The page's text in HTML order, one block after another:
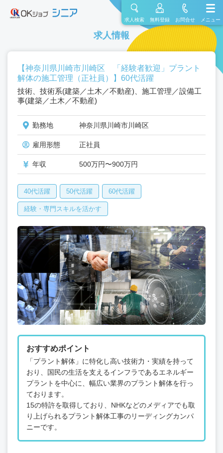
求人検索 無料登録 お問合せ メニュー
求人情報
【神奈川県川崎市川崎区 「経験者歓迎」プラント
解体の施工管理（正社員）】60代活躍
技術、技術系(建築／土木／不動産)、施工管理／設備工
事(建築／土木／不動産)
勤務地 神奈川県川崎市川崎区
雇用形態 正社員
年収 500万円〜900万円
40代活躍 50代活躍 60代活躍
経験・専門スキルを活かす
おすすめポイント
「プラント解体」に特化し高い技術力・実績を持って
おり、国民の生活を支えるインフラであるエネルギー
プラントを中心に、幅広い業界のプラント解体を行っ
ております。
15の特許を取得しており、NHKなどのメディアでも取
り上げられるプラント解体工事のリーディングカンパ
ニーです。